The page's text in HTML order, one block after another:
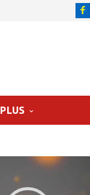
PLUS